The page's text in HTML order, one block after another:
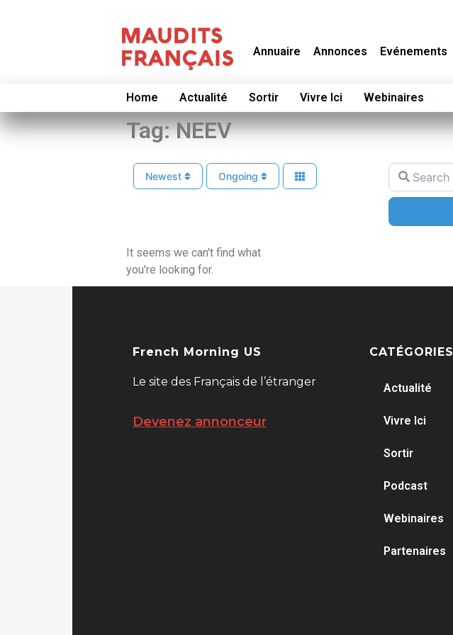
Annuaire Annonces Evénements
Home Actualité Sortir Vivre Ici Webinaires
Tag: NEEV
Newest Ongoing
Search for
It seems we can't find what
you're looking for.
French Morning US
Le site des Français de l’étranger
Devenez annonceur
CATÉGORIES
Actualité
Vivre Ici
Sortir
Podcast
Webinaires
Partenaires